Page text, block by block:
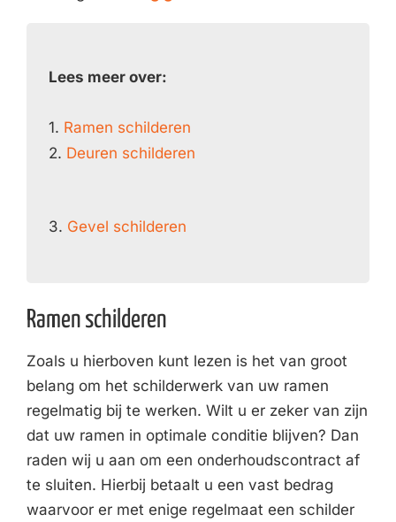
Lees meer over:
1. Ramen schilderen
2. Deuren schilderen
3. Gevel schilderen
Ramen schilderen
Zoals u hierboven kunt lezen is het van groot
belang om het schilderwerk van uw ramen
regelmatig bij te werken. Wilt u er zeker van zijn
dat uw ramen in optimale conditie blijven? Dan
raden wij u aan om een onderhoudscontract af
te sluiten. Hierbij betaalt u een vast bedrag
waarvoor er met enige regelmaat een schilder